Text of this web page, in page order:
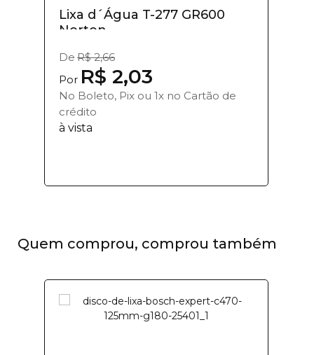
Lixa d´Água T-277 GR600
Norton
De R$ 2,66
Por R$ 2,03
No Boleto, Pix ou 1x no Cartão de
crédito
à vista
Quem comprou, comprou também